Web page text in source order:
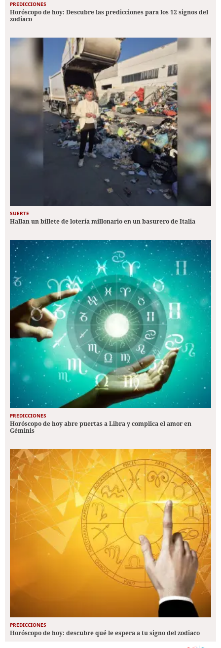
PREDICCIONES
Horóscopo de hoy: Descubre las predicciones para los 12 signos del
zodiaco
SUERTE
Hallan un billete de lotería millonario en un basurero de Italia
PREDICCIONES
Horóscopo de hoy abre puertas a Libra y complica el amor en
Géminis
PREDICCIONES
Horóscopo de hoy: descubre qué le espera a tu signo del zodiaco